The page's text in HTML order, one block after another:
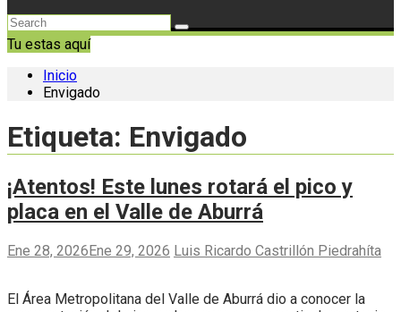
Tu estas aquí
Inicio
Envigado
Etiqueta: Envigado
¡Atentos! Este lunes rotará el pico y
placa en el Valle de Aburrá
Ene 28, 2026Ene 29, 2026 Luis Ricardo Castrillón Piedrahíta
El Área Metropolitana del Valle de Aburrá dio a conocer la